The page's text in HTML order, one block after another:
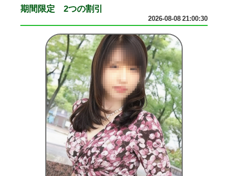
期間限定 2つの割引
2026-08-08 21:00:30